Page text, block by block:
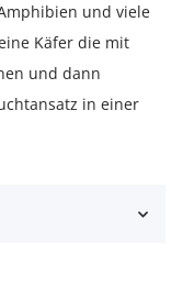
und viele
Käfer die mit
und dann
in einer